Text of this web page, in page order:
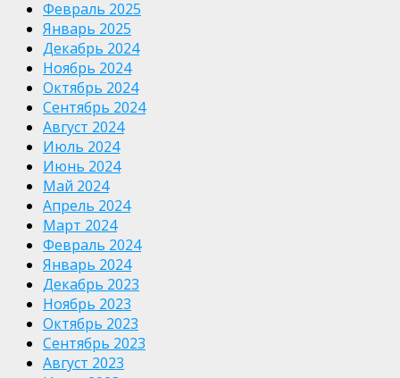
Февраль 2025
Январь 2025
Декабрь 2024
Ноябрь 2024
Октябрь 2024
Сентябрь 2024
Август 2024
Июль 2024
Июнь 2024
Май 2024
Апрель 2024
Март 2024
Февраль 2024
Январь 2024
Декабрь 2023
Ноябрь 2023
Октябрь 2023
Сентябрь 2023
Август 2023